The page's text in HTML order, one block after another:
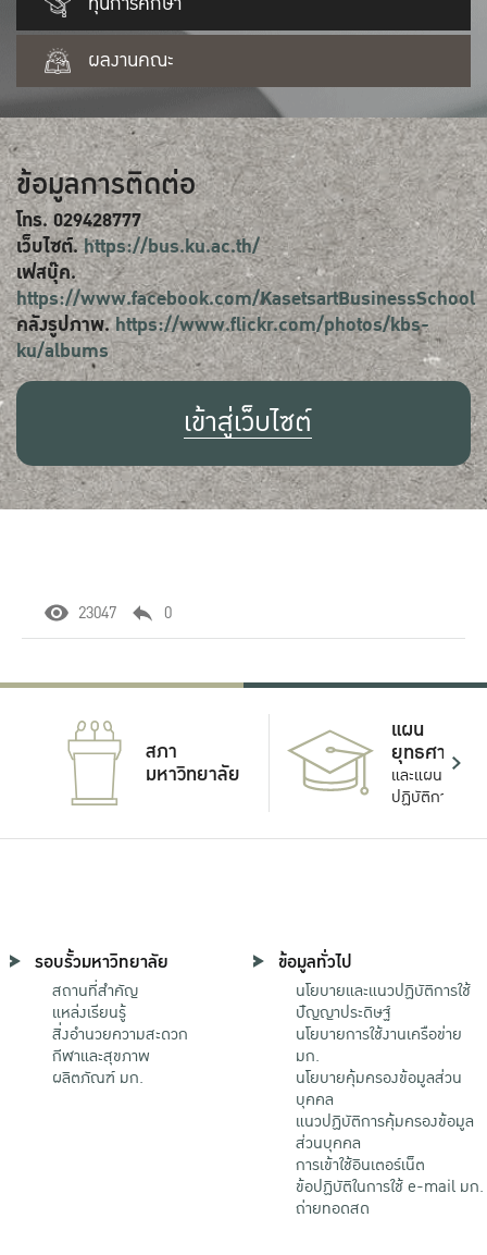
ผลงานคณะ
ข้อมูลการติดต่อ
โทร. 029428777
เว็บไซต์.https://bus.ku.ac.th/
เฟสบุ๊ค.
https://www.facebook.com/KasetsartBusinessSchool
คลังรูปภาพ.https://www.flickr.com/photos/kbs-
ku/albums
เข้าสู่เว็บไซต์
23047 0
สภา
มหาวิทยาลัย
แผน
ยุทธศาสตร์
และแผน
ปฏิบัติการ
รอบรั้วมหาวิทยาลัย
สถานที่สำคัญ
แหล่งเรียนรู้
สิ่งอำนวยความสะดวก
กีฬาและสุขภาพ
ผลิตภัณฑ์ มก.
ข้อมูลทั่วไป
นโยบายและแนวปฏิบัติการใช้
ปัญญาประดิษฐ์
นโยบายการใช้งานเครือข่าย
มก.
นโยบายคุ้มครองข้อมูลส่วน
บุคคล
แนวปฏิบัติการคุ้มครองข้อมูล
ส่วนบุคคล
การเข้าใช้อินเตอร์เน็ต
ข้อปฏิบัติในการใช้ e-mail มก.
ถ่ายทอดสด